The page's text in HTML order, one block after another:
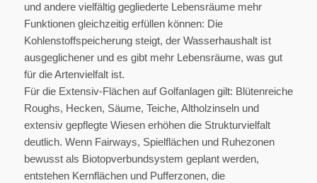
und andere vielfältig gegliederte Lebensräume mehr
Funktionen gleichzeitig erfüllen können: Die
Kohlenstoffspeicherung steigt, der Wasserhaushalt ist
ausgeglichener und es gibt mehr Lebensräume, was gut
für die Artenvielfalt ist.
Für die Extensiv-Flächen auf Golfanlagen gilt: Blütenreiche
Roughs, Hecken, Säume, Teiche, Altholzinseln und
extensiv gepflegte Wiesen erhöhen die Strukturvielfalt
deutlich. Wenn Fairways, Spielflächen und Ruhezonen
bewusst als Biotopverbundsystem geplant werden,
entstehen Kernflächen und Pufferzonen, die